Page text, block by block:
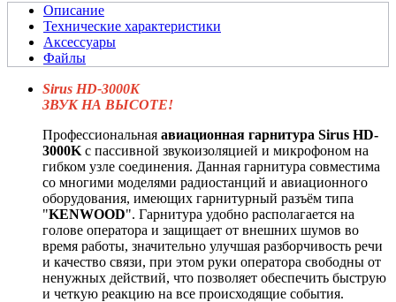
Описание
Технические характеристики
Аксессуары
Файлы
Sirus HD-3000K
ЗВУК НА ВЫСОТЕ!
Профессиональная авиационная гарнитура Sirus HD-
3000K с пассивной звукоизоляцией и микрофоном на
гибком узле соединения. Данная гарнитура совместима
со многими моделями радиостанций и авиационного
оборудования, имеющих гарнитурный разъём типа
"KENWOOD". Гарнитура удобно располагается на
голове оператора и защищает от внешних шумов во
время работы, значительно улучшая разборчивость речи
и качество связи, при этом руки оператора свободны от
ненужных действий, что позволяет обеспечить быструю
и четкую реакцию на все происходящие события.